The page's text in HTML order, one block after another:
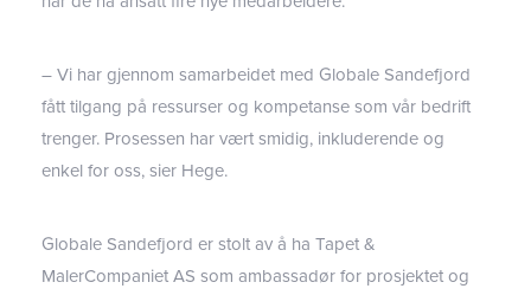
– Vi har gjennom samarbeidet med Globale Sandefjord
fått tilgang på ressurser og kompetanse som vår bedrift
trenger. Prosessen har vært smidig, inkluderende og
enkel for oss, sier Hege.
Globale Sandefjord er stolt av å ha Tapet &
MalerCompaniet AS som ambassadør for prosjektet og